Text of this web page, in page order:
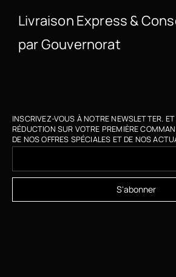
Livraison Express &
par Gouvernorat
INSCRIVEZ-VOUS À NOTRE NEWSLETTER.
RÉDUCTION SUR VOTRE PREMIÈRE
DE NOS OFFRES SPÉCIALES ET DE NOS